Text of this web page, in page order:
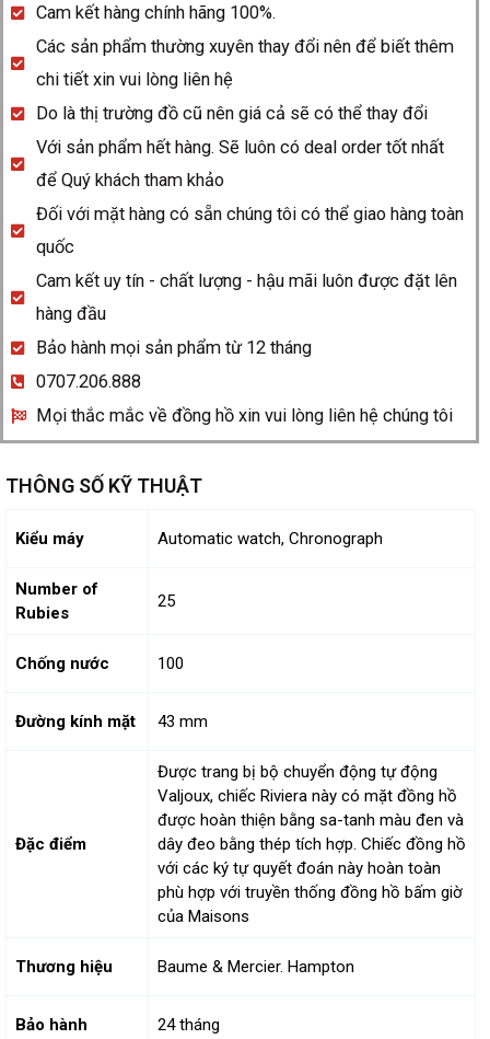
Mercier
Riviera
10624
quantity
Cam kết hàng chính hãng 100%.
Các sản phẩm thường xuyên thay đổi nên để biết thêm
chi tiết xin vui lòng liên hệ
Do là thị trường đồ cũ nên giá cả sẽ có thể thay đổi
Với sản phẩm hết hàng. Sẽ luôn có deal order tốt nhất
để Quý khách tham khảo
Đối với mặt hàng có sẵn chúng tôi có thể giao hàng toàn
quốc
Cam kết uy tín - chất lượng - hậu mãi luôn được đặt lên
hàng đầu
Bảo hành mọi sản phẩm từ 12 tháng
0707.206.888
Mọi thắc mắc về đồng hồ xin vui lòng liên hệ chúng tôi
THÔNG SỐ KỸ THUẬT
Kiểu máy Automatic watch, Chronograph
Number of
Rubies
25
Chống nước 100
Đường kính mặt 43 mm
Đặc điểm
Được trang bị bộ chuyển động tự động
Valjoux, chiếc Riviera này có mặt đồng hồ
được hoàn thiện bằng sa-tanh màu đen và
dây đeo bằng thép tích hợp. Chiếc đồng hồ
với các ký tự quyết đoán này hoàn toàn
phù hợp với truyền thống đồng hồ bấm giờ
của Maisons
Thương hiệu Baume & Mercier. Hampton
Bảo hành 24 tháng